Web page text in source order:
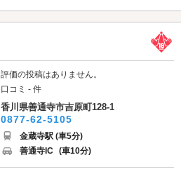
評価の投稿はありません。
口コミ - 件
香川県善通寺市吉原町128-1
0877-62-5105
金蔵寺駅 (車5分)
善通寺IC (車10分)